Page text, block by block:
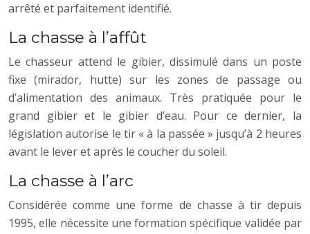
arrêté et parfaitement identifié.
La chasse à l’affût
Le chasseur attend le gibier, dissimulé dans un poste
fixe (mirador, hutte) sur les zones de passage ou
d’alimentation des animaux. Très pratiquée pour le
grand gibier et le gibier d’eau. Pour ce dernier, la
législation autorise le tir « à la passée » jusqu’à 2 heures
avant le lever et après le coucher du soleil.
La chasse à l’arc
Considérée comme une forme de chasse à tir depuis
1995, elle nécessite une formation spécifique validée par